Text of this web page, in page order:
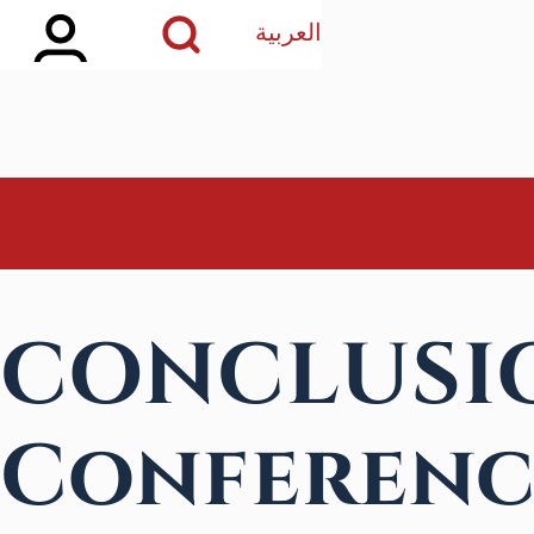
تجاوز إلى المحتوى الرئيسي
Main Menu
Open Search Blockالعربية